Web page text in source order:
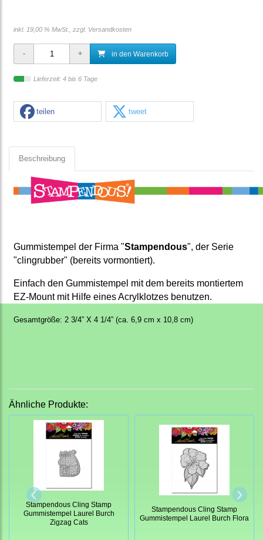
inkl. 19,00 % MwSt., zzgl. Versandkosten
in den Warenkorb
Lieferzeit: 4 bis 6 Tage
teilen tweet
Beschreibung
Gummistempel der Firma "Stampendous", der Serie
"clingrubber" (bereits vormontiert).
Einfach den Gummistempel mit dem bereits montiertem
EZ-Mount mit Hilfe eines Acrylklotzes benutzen.
Gesamtgröße: 2 3/4” X 4 1/4” (ca. 6,9 cm x 10,8 cm)
Ähnliche Produkte:
Stampendous Cling Stamp
Gummistempel Laurel Burch
Zigzag Cats
Stampendous Cling Stamp
Gummistempel Laurel Burch Flora